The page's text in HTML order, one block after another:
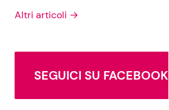
Altri articoli →
SEGUICI SU FACEBOOK